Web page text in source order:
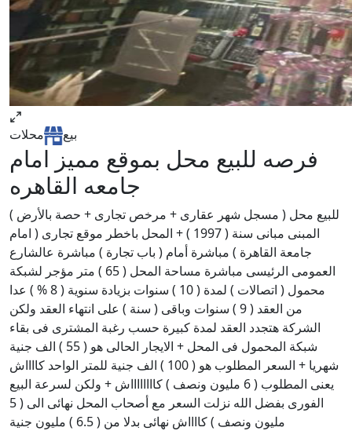
بيع محلات
فرصه للبيع محل بموقع مميز امام
جامعه القاهره
للبيع محل ( مسجل شهر عقارى + مرخص تجارى + حصة بالأرض )
المبنى مبانى سنة ( 1997 ) + المحل باخطر موقع تجارى ( امام
جامعة القاهرة ) مباشرة أمام ( باب تجارة ) مباشرة عالشارع
العمومى الرئيسى مباشرة مساحة المحل ( 65 ) متر مؤجر لشبكة
محمول ( اتصالات ) لمدة ( 10 ) سنوات بزيادة سنوية ( 8 % ) عدا
من العقد ( 9 ) سنوات وباقى ( سنة ) على انتهاء العقد ولكن
الشركة هتجدد العقد لمدة كبيرة حسب رغبة المشترى فى بقاء
شبكة المحمول فى المحل + الايجار الحالى هو ( 55 ) الف جنية
شهريا + السعر المطلوب هو ( 100 ) الف جنية للمتر الواحد كااااش
يعنى المطلوب ( 6 مليون ونصف ) كااااااااش + ولكن لسرعة البيع
الفورى بفضل الله نزلت السعر مع أصحاب المحل نهائى الى ( 5
مليون ونصف ) كااااش نهائى بدلا من ( 6.5 ) مليون جنية